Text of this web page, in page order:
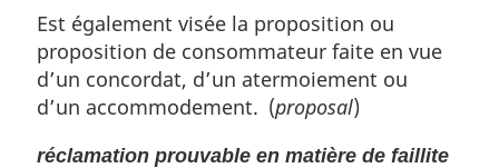
Est également visée la proposition ou
proposition de consommateur faite en vue
d’un concordat, d’un atermoiement ou
d’un accommodement. (proposal)
réclamation prouvable en matière de faillite